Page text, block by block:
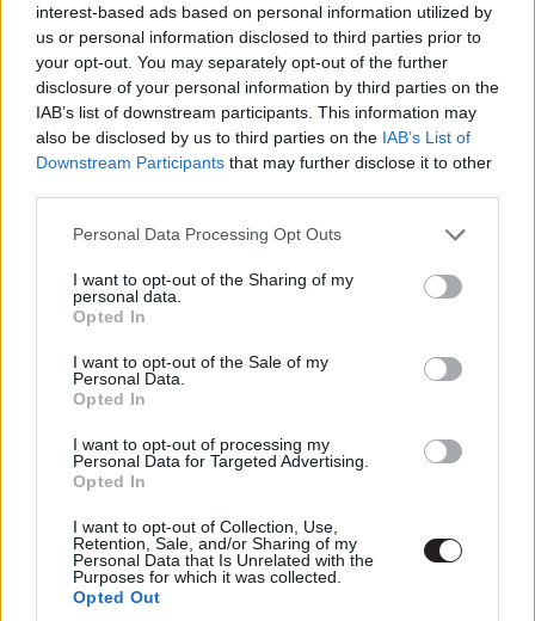
interest-based ads based on personal information utilized by
us or personal information disclosed to third parties prior to
your opt-out. You may separately opt-out of the further
disclosure of your personal information by third parties on the
IAB’s list of downstream participants. This information may
also be disclosed by us to third parties on the IAB’s List of
Downstream Participants that may further disclose it to other
Please note that this website/app uses one or more Google
not limited to your visit or usage behaviour. You may click to
grant or deny consent to Google and its third-party tags to
use your data for below specified purposes in below Google
consent section.
Personal Data Processing Opt Outs
I want to opt-out of the Sharing of my
personal data.
Opted In
I want to opt-out of the Sale of my
Personal Data.
Opted In
I want to opt-out of processing my
Personal Data for Targeted Advertising.
Opted In
I want to opt-out of Collection, Use,
Retention, Sale, and/or Sharing of my
Personal Data that Is Unrelated with the
Purposes for which it was collected.
Opted Out
Nem szeretnék persze az a fajta savat hányó kritikus
lenni, aki a kákán is keresi a csomót, és aki nem értékeli
az egyszerű élvezeteket. Ha az lennék, akkor a Hobbs és
Shaw-nak értelemszerűen nem én lennék a célcsoportja.
De tekintve, hogy jómagam több ízben azon kaptam
magam, hogy jókat szórakozok ezen a szérián és
és bandája a fizikára fittyet hányva izmozik és bűvöli a
felniket, azt hiszem, joggal vallhatom magam kvázi
valami élvezhető és működőképes (akár az akciók miatt,
akár a karakterek közötti összhang révén), akkor
Hollywoodban képesek azokat az összetevőket, amelyek
szerintük tetszettek a közönségnek, tízszer
megszorozni és úgy eladni őket. Mondjuk úgy, lenyomni
a torkunkon. Ez a helyzet képződött a
, amely nem elég, hogy akcióival olyannyira
elrugaszkodott még az addigiakhoz képest is valóság